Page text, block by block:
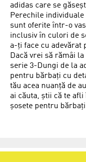
adidas care se
Perechile
sunt oferite într-o
inclusiv în culori de
a-ți face cu adevărat
Dacă vrei să rămâi
serie 3-Dungi de la
pentru bărbați cu
tău acea nuanță de
ai căuta, știi că te
șosete pentru